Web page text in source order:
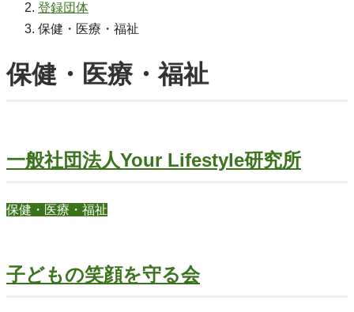
登録団体
保健・医療・福祉
保健・医療・福祉
一般社団法人Your Lifestyle研究所
保健・医療・福祉
子どもの笑顔を守る会